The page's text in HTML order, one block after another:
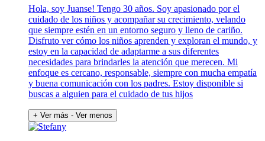
Hola, soy Juanse! Tengo 30 años. Soy apasionado por el
cuidado de los niños y acompañar su crecimiento, velando
que siempre estén en un entorno seguro y lleno de cariño.
Disfruto ver cómo los niños aprenden y exploran el mundo, y
estoy en la capacidad de adaptarme a sus diferentes
necesidades para brindarles la atención que merecen. Mi
enfoque es cercano, responsable, siempre con mucha empatía
y buena comunicación con los padres. Estoy disponible si
buscas a alguien para el cuidado de tus hijos
+ Ver más - Ver menos